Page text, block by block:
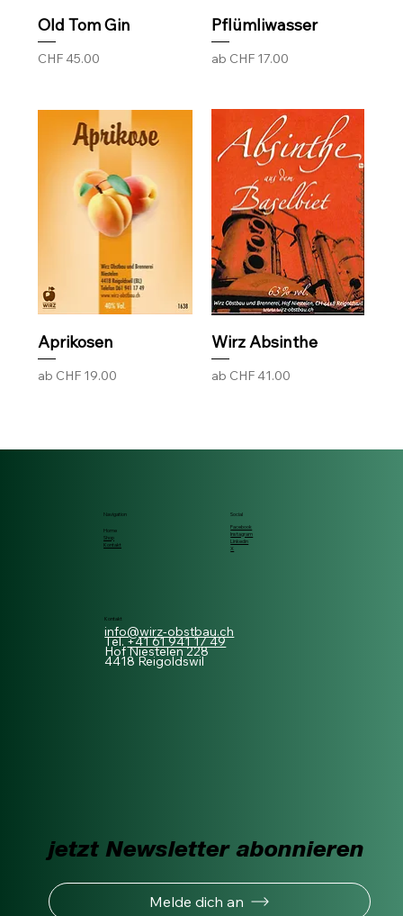
Old Tom Gin
Preis
CHF 45.00
Pflümliwasser
ab CHF 17.00
Sale-Preis
Aprikosen
ab CHF 19.00
Sale-Preis
Wirz Absinthe
ab CHF 41.00
Sale-Preis
jetzt Newsletter abonnieren
Melde dich an
Kontakt
info@wirz-obstbau.ch
Tel.+41 61 941 17 49
Hof Niestelen 228
4418 Reigoldswil
Social
Facebook
Instagram
Linkedin
X
Navigation
Home
Shop
Kontakt